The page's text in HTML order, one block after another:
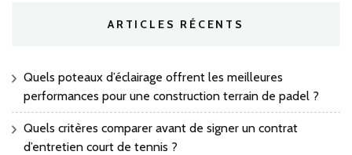
ARTICLES RÉCENTS
Quels poteaux d’éclairage offrent les meilleures
performances pour une construction terrain de padel ?
Quels critères comparer avant de signer un contrat
d’entretien court de tennis ?